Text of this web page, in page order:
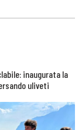
inaugurata la
uliveti